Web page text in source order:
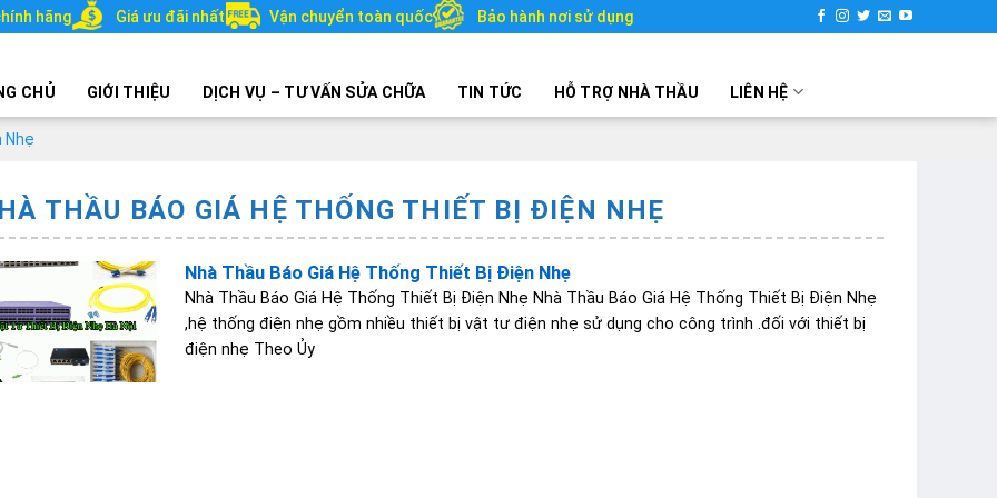
hãng Giá ưu đãi nhất Vận chuyển toàn quốc Bảo hành nơi sử dụng
CHỦ GIỚI THIỆU DỊCH VỤ – TƯ VẤN SỬA CHỮA TIN TỨC HỖ TRỢ NHÀ THẦU LIÊN HỆ
Nhẹ
THẦU BÁO GIÁ HỆ THỐNG THIẾT BỊ ĐIỆN NHẸ
Nhà Thầu Báo Giá Hệ Thống Thiết Bị Điện Nhẹ
Nhà Thầu Báo Giá Hệ Thống Thiết Bị Điện Nhẹ Nhà Thầu Báo Giá Hệ Thống Thiết Bị Điện Nhẹ
,hệ thống điện nhẹ gồm nhiều thiết bị vật tư điện nhẹ sử dụng cho công trình .đối với thiết bị
điện nhẹ Theo Ủy